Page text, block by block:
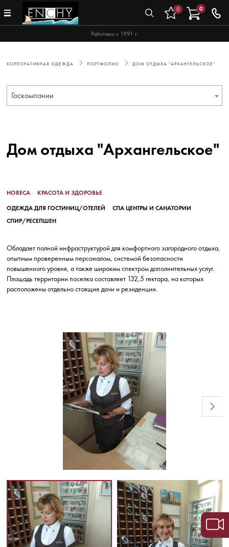
Работаем с 1991 г.
0 0
КОРПОРАТИВНАЯ ОДЕЖДА ПОРТФОЛИО ДОМ ОТДЫХА "АРХАНГЕЛЬСКОЕ"
Госкомпании
Дом отдыха "Архангельское"
HORECA
КРАСОТА И ЗДОРОВЬЕ
ОДЕЖДА ДЛЯ ГОСТИНИЦ/ОТЕЛЕЙ
СПА ЦЕНТРЫ И САНАТОРИИ
СПИР/РЕСЕПШЕН
Обладает полной инфраструктурой для комфортного загородного отдыха,
опытным проверенным персоналом, системой безопасности
повышенного уровня, а также широким спектром дополнительных услуг.
Площадь территории поселка составляет 132,5 гектара, на которых
расположены отдельно стоящие дачи и резиденции.